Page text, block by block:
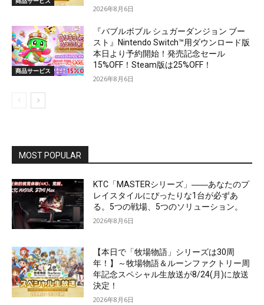
2026年8月6日
商品サービス
『バブルボブル シュガーダンジョン ブー
スト』Nintendo Switch™用ダウンロード版
本日より予約開始！発売記念セール
15%OFF！Steam版は25%OFF！
2026年8月6日
MOST POPULAR
KTC「MASTERシリーズ」――あなたのプ
レイスタイルにぴったりな1台が必ずあ
る。5つの戦場、5つのソリューション。
2026年8月6日
【本日で「牧場物語」シリーズは30周
年！】～牧場物語＆ルーンファクトリー周
年記念スペシャル生放送が8/24(月)に放送
決定！
2026年8月6日